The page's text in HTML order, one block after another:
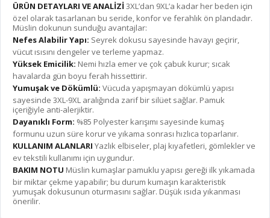
ÜRÜN DETAYLARI VE ANALİZİ 3XL’dan 9XL’a kadar her beden için
özel olarak tasarlanan bu seride, konfor ve ferahlık ön plandadır.
Müslin dokunun sunduğu avantajlar:
Nefes Alabilir Yapı: Seyrek dokusu sayesinde havayı geçirir,
vücut ısısını dengeler ve terleme yapmaz.
Yüksek Emicilik: Nemi hızla emer ve çok çabuk kurur; sıcak
havalarda gün boyu ferah hissettirir.
Yumuşak ve Dökümlü: Vücuda yapışmayan dökümlü yapısı
sayesinde 3XL-9XL aralığında zarif bir silüet sağlar. Pamuk
içeriğiyle anti-alerjiktir.
Dayanıklı Form: %85 Polyester karışımı sayesinde kumaş
formunu uzun süre korur ve yıkama sonrası hızlıca toparlanır.
KULLANIM ALANLARI Yazlık elbiseler, plaj kıyafetleri, gömlekler ve
ev tekstili kullanımı için uygundur.
BAKIM NOTU Müslin kumaşlar pamuklu yapısı gereği ilk yıkamada
bir miktar çekme yapabilir; bu durum kumaşın karakteristik
yumuşak dokusunun oturmasını sağlar. Düşük ısıda yıkanması
önerilir.